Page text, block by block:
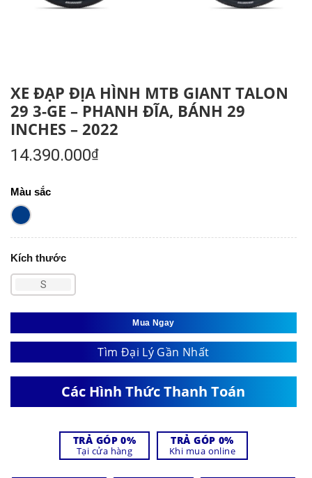
XE ĐẠP ĐỊA HÌNH MTB GIANT TALON
29 3-GE – PHANH ĐĨA, BÁNH 29
INCHES – 2022
14.390.000₫
Màu sắc
Kích thước
S
Mua Ngay
Tìm Đại Lý Gần Nhất
Các Hình Thức Thanh Toán
TRẢ GÓP 0%
Tại cửa hàng
TRẢ GÓP 0%
Khi mua online